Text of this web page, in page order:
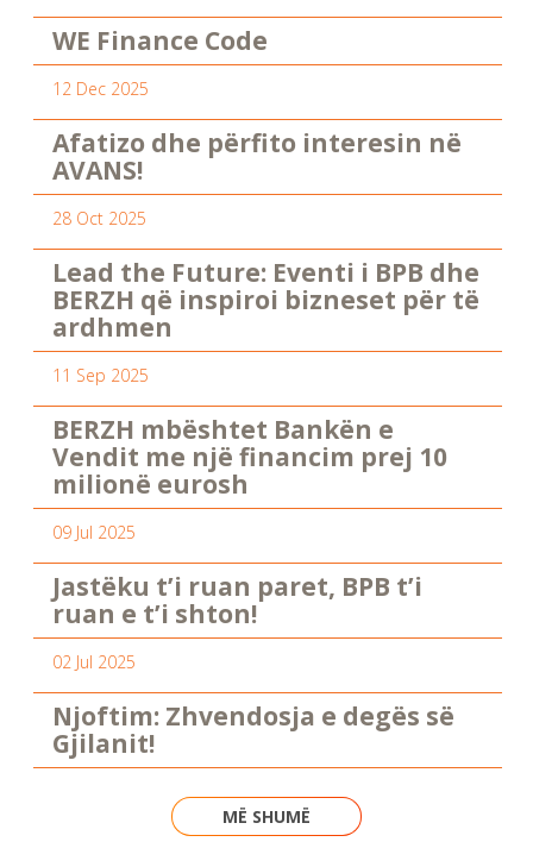
WE Finance Code
12 Dec 2025
Afatizo dhe përfito interesin në
AVANS!
28 Oct 2025
Lead the Future: Eventi i BPB dhe
BERZH që inspiroi bizneset për të
ardhmen
11 Sep 2025
BERZH mbështet Bankën e
Vendit me një financim prej 10
milionë eurosh
09 Jul 2025
Jastëku t’i ruan paret, BPB t’i
ruan e t’i shton!
02 Jul 2025
Njoftim: Zhvendosja e degës së
Gjilanit!
MË SHUMË